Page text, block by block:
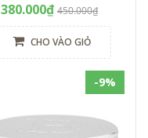
380.000₫ 450.000₫
CHO VÀO GIỎ
-9%